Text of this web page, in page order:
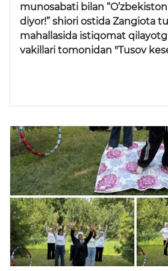
munosabati bilan
diyor!” shiori ostida Zangiota
mahallasida istiqomat
vakillari tomonidan "Tusov